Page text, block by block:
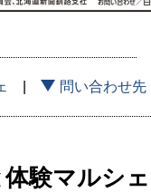
問い合わせ先
験マルシェ